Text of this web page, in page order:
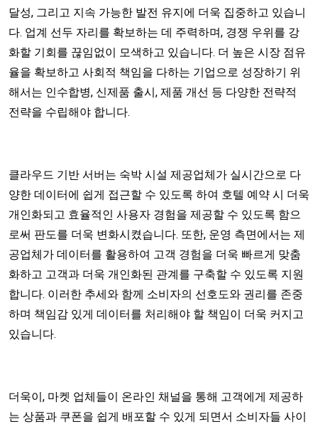
달성, 그리고 지속 가능한 발전 유지에 더욱 집중하고 있습니
다. 업계 선두 자리를 확보하는 데 주력하며, 경쟁 우위를 강
화할 기회를 끊임없이 모색하고 있습니다. 더 높은 시장 점유
율을 확보하고 사회적 책임을 다하는 기업으로 성장하기 위
해서는 인수합병, 신제품 출시, 제품 개선 등 다양한 전략적
전략을 수립해야 합니다.
클라우드 기반 서버는 숙박 시설 제공업체가 실시간으로 다
양한 데이터에 쉽게 접근할 수 있도록 하여 호텔 예약 시 더욱
개인화되고 효율적인 사용자 경험을 제공할 수 있도록 함으
로써 판도를 더욱 변화시켰습니다. 또한, 운영 측면에서는 제
공업체가 데이터를 활용하여 고객 경험을 더욱 빠르게 맞춤
화하고 고객과 더욱 개인화된 관계를 구축할 수 있도록 지원
합니다. 이러한 추세와 함께 소비자의 선호도와 권리를 존중
하며 책임감 있게 데이터를 처리해야 할 책임이 더욱 커지고
있습니다.
더욱이, 마켓 업체들이 온라인 채널을 통해 고객에게 제공하
는 상품과 쿠폰을 쉽게 배포할 수 있게 되면서 소비자들 사이